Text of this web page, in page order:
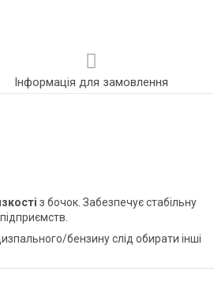
Інформація для замовлення
з бочок. Забезпечує стабільну
бензину слід обирати інші